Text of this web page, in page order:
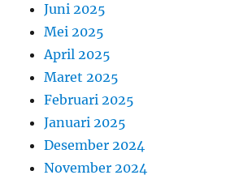
Juni 2025
Mei 2025
April 2025
Maret 2025
Februari 2025
Januari 2025
Desember 2024
November 2024